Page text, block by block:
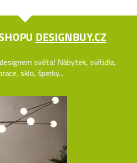
DESIGNBUY.CZ
světa! Nábytek, svítidla,
sklo, šperky...